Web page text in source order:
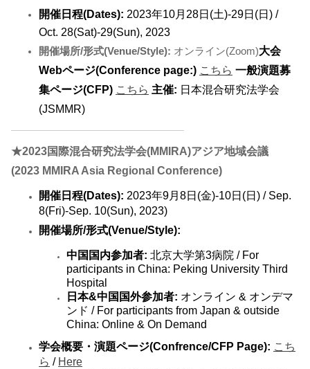
開催日程(Dates): 2023年10月28日(土)-29日(日) /
Oct. 28(Sat)-29(Sun), 2023
開催場所/形式(Venue/Style): オンライン(Zoom)大会
Webページ(Conference page:) こちら 一般演題募
集ページ(CFP) こちら 主催: 日本混合研究法学会
(JSMMR)
★2023国際混合研究法学会(MMIRA)アジア地域会議
(2023 MMIRA Asia Regional Conference)
開催日程(Dates): 2023年9月8日(金)-10日(日) / Sep.
8(Fri)-Sep. 10(Sun), 2023)
開催場所/形式(Venue/Style):
中国国内参加者: 北京大学第3病院 / For
participants in China: Peking University Third
Hospital
日本&中国国外参加者: オンライン & オンデマ
ンド / For participants from Japan & outside
China: Online & On Demand
学会概要・演題ページ(Confrence/CFP Page): こち
ら / Here